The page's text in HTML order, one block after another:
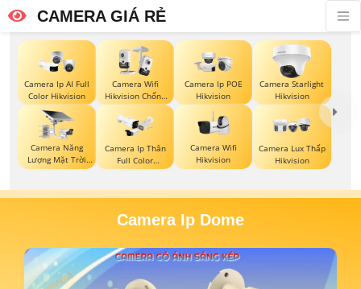
CAMERA GIÁ RẺ
Camera Ip AI Full
Color Hikvision
Camera Wifi
Hikvision Chống
Trộm
Camera Ip POE
Hikvision
Camera Starlight
Hikvision
Camera Năng
Lượng Mặt Trời
Hikvision
Camera Ip Thân
Full Color
Hikvision
Camera Wifi
Hikvision
Camera Lux Thấp
Hikvision
Camera Ip Dome